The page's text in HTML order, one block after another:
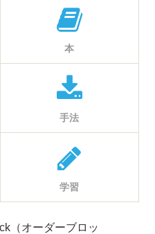
本
手法
学習
（オーダーブロッ